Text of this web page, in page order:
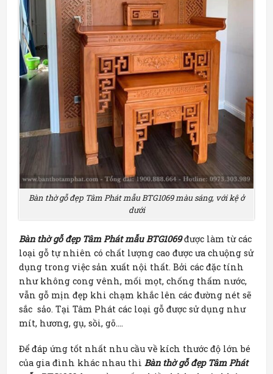
Bàn thờ gỗ đẹp Tâm Phát mẫu BTG1069 màu sáng, với kệ ở
dưới
Bàn thờ gỗ đẹp Tâm Phát mẫu BTG1069được làm từ các
loại gỗ tự nhiên có chất lượng cao được ưa chuộng sử
dụng trong việc sản xuất nội thất. Bởi các đặc tính
như không cong vênh, mối mọt, chống thấm nước,
vẫn gỗ mịn đẹp khi chạm khắc lên các đường nét sẽ
sắc sảo. Tại Tâm Phát các loại gỗ được sử dụng như
mít, hương, gụ, sồi, gõ….
Để đáp ứng tốt nhất nhu cầu về kích thước độ lớn bé
của gia đình khác nhau thì Bàn thờ gỗ đẹp Tâm Phát